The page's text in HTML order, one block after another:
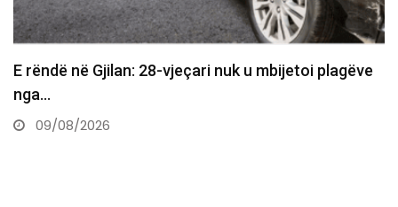
E dhimbshme: Ndahet nga jeta veterani i UÇK-së,
Musli Krasniqi
09/08/2026